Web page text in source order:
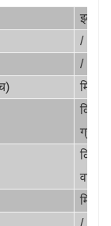
इकाई
/
/
मिमी
किलो
ग्राम
किलो
वाट
मिमी